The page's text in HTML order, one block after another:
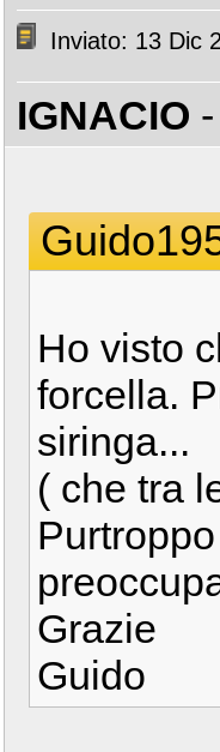
Inviato: 13 Dic
IGNACIO
Ho visto
forcella.
siringa...
( che tra
Grazie
Guido